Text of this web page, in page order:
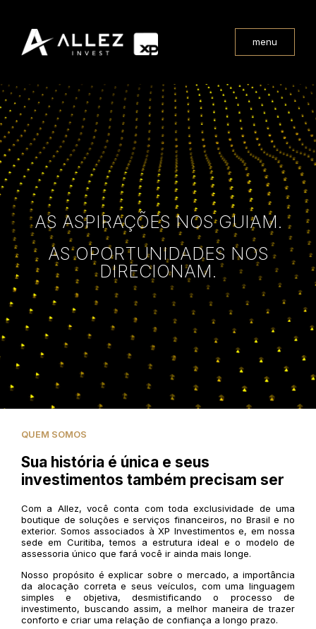
menu
AS ASPIRAÇÕES NOS GUIAM.
AS OPORTUNIDADES NOS
DIRECIONAM.
QUEM SOMOS
Sua história é única e seus
investimentos também precisam ser
Com a Allez, você conta com toda exclusividade de uma
boutique de soluções e serviços financeiros, no Brasil e no
exterior. Somos associados à XP Investimentos e, em nossa
sede em Curitiba, temos a estrutura ideal e o modelo de
assessoria único que fará você ir ainda mais longe.
Nosso propósito é explicar sobre o mercado, a importância
da alocação correta e seus veículos, com uma linguagem
simples e objetiva, desmistificando o processo de
investimento, buscando assim, a melhor maneira de trazer
conforto e criar uma relação de confiança a longo prazo.